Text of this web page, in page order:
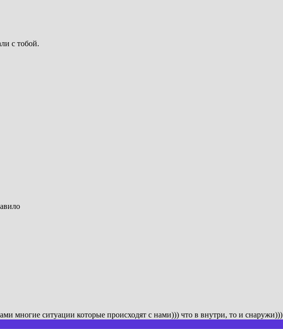
с тобой.
многие ситуации которые происходят с нами))) что в внутри, то и снаружи)))